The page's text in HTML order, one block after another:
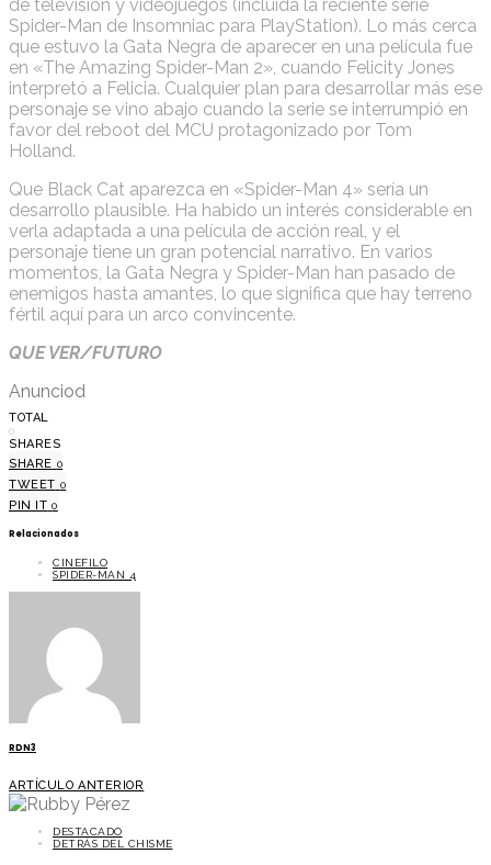
de televisión y videojuegos (incluida la reciente serie
Spider-Man de Insomniac para PlayStation). Lo más cerca
que estuvo la Gata Negra de aparecer en una película fue
en «The Amazing Spider-Man 2», cuando Felicity Jones
interpretó a Felicia. Cualquier plan para desarrollar más ese
personaje se vino abajo cuando la serie se interrumpió en
favor del reboot del MCU protagonizado por Tom
Holland.
Que Black Cat aparezca en «Spider-Man 4» sería un
desarrollo plausible. Ha habido un interés considerable en
verla adaptada a una película de acción real, y el
personaje tiene un gran potencial narrativo. En varios
momentos, la Gata Negra y Spider-Man han pasado de
enemigos hasta amantes, lo que significa que hay terreno
fértil aquí para un arco convincente.
QUE VER/FUTURO
Anunciod
TOTAL
0
SHARES
SHARE 0
TWEET 0
PIN IT 0
Relacionados
CINEFILO
SPIDER-MAN 4
RDN3
ARTÍCULO ANTERIOR
DESTACADO
DETRÁS DEL CHISME